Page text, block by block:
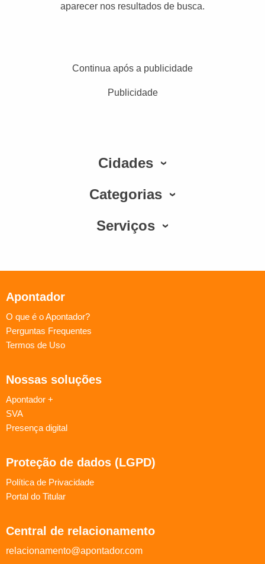
aparecer nos resultados de busca.
Continua após a publicidade
Publicidade
Cidades
Categorias
Serviços
Apontador
O que é o Apontador?
Perguntas Frequentes
Termos de Uso
Nossas soluções
Apontador +
SVA
Presença digital
Proteção de dados (LGPD)
Política de Privacidade
Portal do Titular
Central de relacionamento
relacionamento@apontador.com